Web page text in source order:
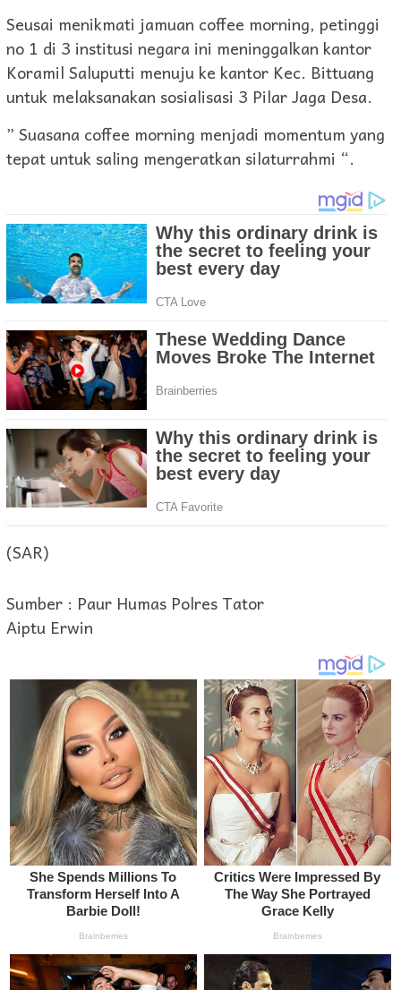
Seusai menikmati jamuan coffee morning, petinggi
no 1 di 3 institusi negara ini meninggalkan kantor
Koramil Saluputti menuju ke kantor Kec. Bittuang
untuk melaksanakan sosialisasi 3 Pilar Jaga Desa.
” Suasana coffee morning menjadi momentum yang
tepat untuk saling mengeratkan silaturrahmi “.
(SAR)
Sumber : Paur Humas Polres Tator
Aiptu Erwin